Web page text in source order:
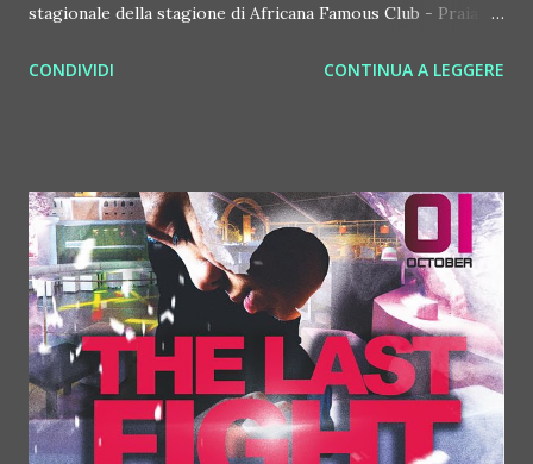
stagionale della stagione di Africana Famous Club - Praiano
vita sabato 1 ottobre 2016 e vie ne presentato con questa
ottobre si chiama "The Last Fight", l'ultimo combattimento
e comprende uno spettacolo diretto da Ale Big Mama. Big
Mama ha creato tra l'altro pure lo show che ha aperto la
stagione di Africana Famous Club - Praiano (SA). In console,
insieme al solidissimo resident dj Nello Fiorentino, tornano
Lello Mascolo, dj producer attivo da anni al mixer ed Ania J
alla voce, una delle vocalist più richieste nei fashion club ...
CONDIVIDI CONTINUA A LEGGERE